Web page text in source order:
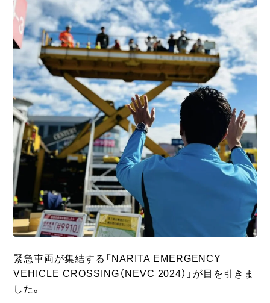
緊急車両が集結する「NARITA EMERGENCY
VEHICLE CROSSING（NEVC 2024）」が目を引きま
した。